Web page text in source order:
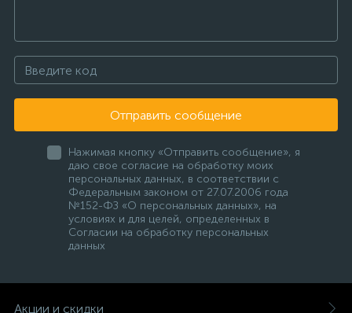
Отправить сообщение
Нажимая кнопку «Отправить сообщение», я
даю свое согласие на обработку моих
персональных данных, в соответствии с
Федеральным законом от 27.07.2006 года
№152-ФЗ «О персональных данных», на
условиях и для целей, определенных в
Согласии на обработку персональных
данных
Акции и скидки